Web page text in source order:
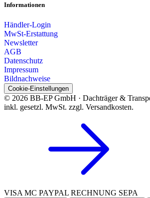
Informationen
Händler-Login
MwSt-Erstattung
Newsletter
AGB
Datenschutz
Impressum
Bildnachweise
Cookie-Einstellungen
© 2026 BB-EP GmbH · Dachträger &
inkl. gesetzl. MwSt. zzgl. Versandkosten.
VISA MC PAYPAL RECHNUNG SEPA